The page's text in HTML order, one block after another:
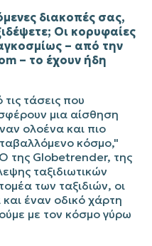
διακοπές σας,
Οι κορυφαίες
– από την
– το έχουν ήδη
τάσεις που
μια αίσθηση
ολοένα και πιο
κόσμο,"
της Globetrender, της
ταξιδιωτικών
των ταξιδιών, οι
έναν οδικό χάρτη
με τον κόσμο γύρω